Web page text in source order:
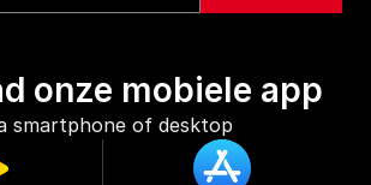
onze mobiele app
smartphone of desktop